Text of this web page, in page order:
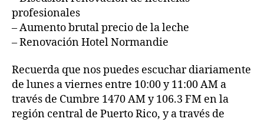
profesionales
– Aumento brutal precio de la leche
– Renovación Hotel Normandie
Recuerda que nos puedes escuchar diariamente
de lunes a viernes entre 10:00 y 11:00 AM a
través de Cumbre 1470 AM y 106.3 FM en la
región central de Puerto Rico, y a través de